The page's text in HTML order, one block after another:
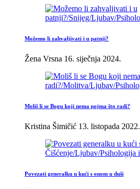
Možemo li zahvaljivati i u patnji?
Žena Vrsna 16. siječnja 2024.
Moliš li se Bogu koji nema pojma što radi?
Kristina Šimičić 13. listopada 2022.
Povezati generalku u kući s onom u duši